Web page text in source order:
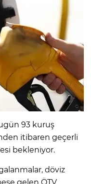
93 kuruş
itibaren geçerli
bekleniyor.
döviz